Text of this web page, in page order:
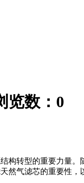
览数： 0
转型的重要力量
气滤芯的重要性，